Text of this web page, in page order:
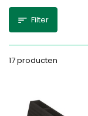
Filter
17 producten